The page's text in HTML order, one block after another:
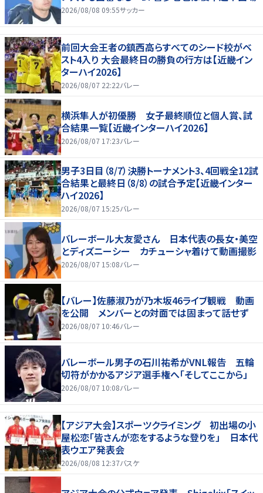
2026/08/08 09:55サッカー
前回大会王者の鎮西高らすべてのシード校がベ
スト4入り 大会最終日の勝負の行方は【近畿イン
ターハイ2026】
2026/08/07 22:22バレー
横浜隼人が初優勝 女子最終順位と個人賞、試
合結果一覧【近畿インターハイ2026】
2026/08/07 17:23バレー
男子3日目（8/7）決勝トーナメント3、4回戦全12試
合結果と最終日（8/8）の試合予定【近畿インター
ハイ2026】
2026/08/07 15:25バレー
バレーボール大友愛さん 日本代表の長女・美空
とディズニーシー カチューシャ着けて動画撮影
2026/08/07 15:08バレー
【バレー】佐藤淑乃が乃木坂46ライブ観戦 動画
を公開 メンバーとの対面では固まって話せず
2026/08/07 10:46バレー
バレーボール男子の石川祐希がVNL報告 五輪
切符がかかるアジア選手権へ「そしてここから」
2026/08/07 10:08バレー
【アジア大会】スポーツクライミング 初出場の小
屋松恋「皆さんが恋をするような登りを」 日本代
表ウエア発表会
2026/08/08 12:37バスケ